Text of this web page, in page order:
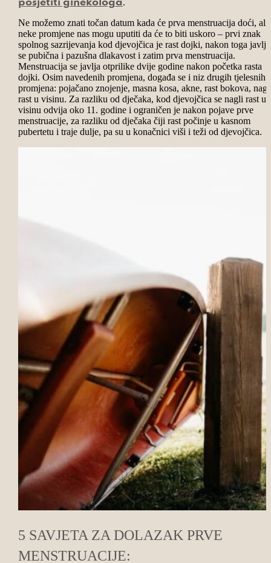
posjetiti ginekologa.
Ne možemo znati točan datum kada će prva menstruacija doći, ali
neke promjene nas mogu uputiti da će to biti uskoro – prvi znak
spolnog sazrijevanja kod djevojčica je rast dojki, nakon toga javlja
se pubična i pazušna dlakavost i zatim prva menstruacija.
Menstruacija se javlja otprilike dvije godine nakon početka rasta
dojki. Osim navedenih promjena, događa se i niz drugih tjelesnih
promjena: pojačano znojenje, masna kosa, akne, rast bokova,
rast u visinu. Za razliku od dječaka, kod djevojčica se nagli rast u
visinu odvija oko 11. godine i ograničen je nakon pojave prve
menstruacije, za razliku od dječaka čiji rast počinje u kasnom
pubertetu i traje dulje, pa su u konačnici viši i teži od djevojčica.
5 SAVJETA ZA DOLAZAK PRVE
MENSTRUACIJE: